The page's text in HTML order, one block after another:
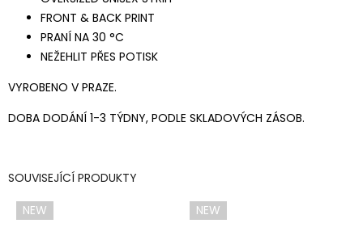
FRONT & BACK PRINT
PRANÍ NA 30 °C
NEŽEHLIT PŘES POTISK
VYROBENO V PRAZE.
DOBA DODÁNÍ 1-3 TÝDNY, PODLE SKLADOVÝCH ZÁSOB.
SOUVISEJÍCÍ PRODUKTY
NEW NEW